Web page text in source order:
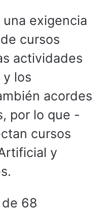
exigencia
cursos
actividades
y los
acordes
por lo que -
cursos
y
68